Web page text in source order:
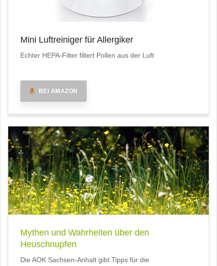
Mini Luftreiniger für Allergiker
Echter HEPA-Filter filtert Pollen aus der Luft
BEI AMAZON
Mythen und Wahrheiten über den
Heuschnupfen
Die AOK Sachsen-Anhalt gibt Tipps für die